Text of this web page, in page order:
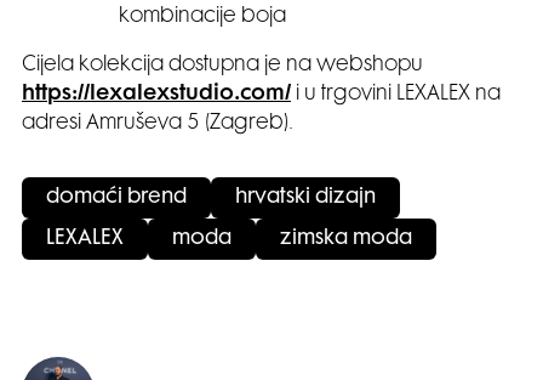
kombinacije boja
Cijela kolekcija dostupna je na webshopu
https://lexalexstudio.com/ i u trgovini LEXALEX na
adresi Amruševa 5 (Zagreb).
domaći brend hrvatski dizajn
LEXALEX moda zimska moda